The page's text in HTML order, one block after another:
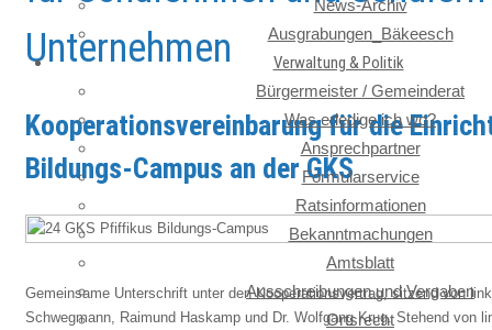
News-Archiv
Ausgrabungen_Bäkeesch
Verwaltung & Politik
Bürgermeister / Gemeinderat
Was erledige ich wo?
Ansprechpartner
Formularservice
Ratsinformationen
Bekanntmachungen
Amtsblatt
Ausschreibungen und Vergaben
Ortsrecht
Unternehmen
Kooperationsvereinbarung für die
Bildungs-Campus an der GKS
Gemeinsame Unterschrift unter den Kooperationsvertrag, sitzend von
Schwegmann, Raimund Haskamp und Dr. Wolfgang Krug. Stehend von